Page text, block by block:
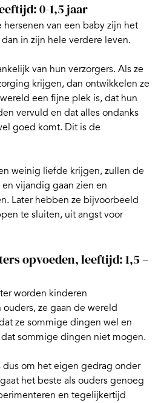
0-1,5 jaar
van een baby zijn het
in zijn hele verdere leven.
van hun verzorgers. Als ze
krijgen, dan ontwikkelen ze
een fijne plek is, dat hun
vervuld en dat alles ondanks
goed komt. Dit is de
weinig liefde krijgen, zullen de
vijandig gaan zien en
Later hebben ze bijvoorbeeld
te sluiten, uit angst voor
opvoeden, leeftijd: 1,5 –
worden kinderen
ze gaan de wereld
ze sommige dingen wel en
sommige dingen niet mogen.
dus om het eigen gedrag onder
het beste als ouders genoeg
en tegelijkertijd